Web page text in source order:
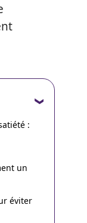
:
un
éviter